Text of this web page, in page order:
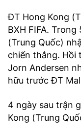
ĐT Hong Kong
BXH FIFA.
(Trung Quốc)
chiến thắng. Hồi
Jorn Andersen
hữu trước ĐT
4 ngày sau trận
Kong (Trung